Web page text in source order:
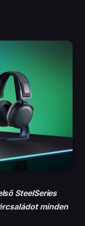
SteelSeries
minden